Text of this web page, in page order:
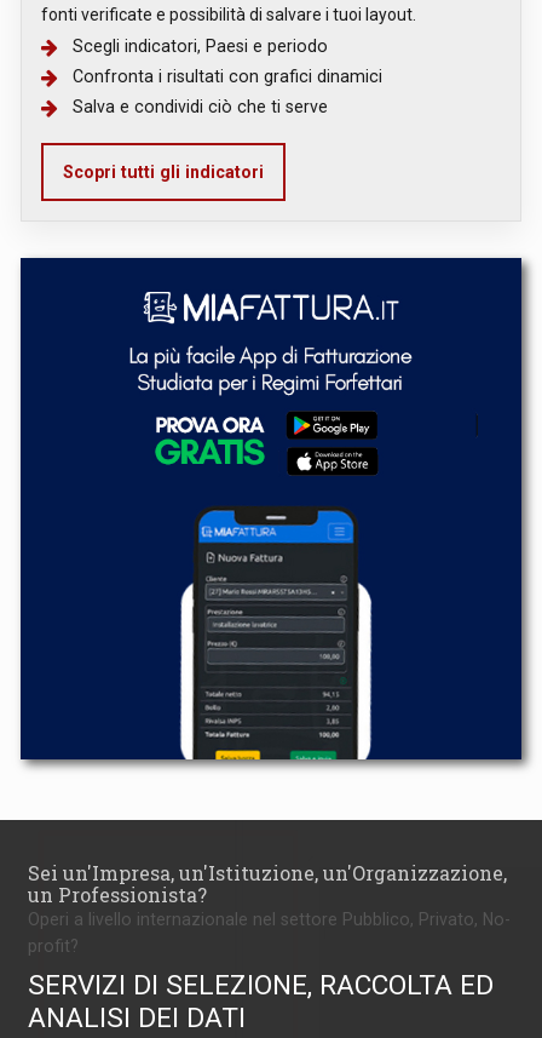
fonti verificate e possibilità di salvare i tuoi layout.
Scegli indicatori, Paesi e periodo
Confronta i risultati con grafici dinamici
Salva e condividi ciò che ti serve
Scopri tutti gli indicatori
Sei un'Impresa, un'Istituzione, un'Organizzazione,
un Professionista?
Operi a livello internazionale nel settore Pubblico, Privato, No-
profit?
SERVIZI DI SELEZIONE, RACCOLTA ED
ANALISI DEI DATI